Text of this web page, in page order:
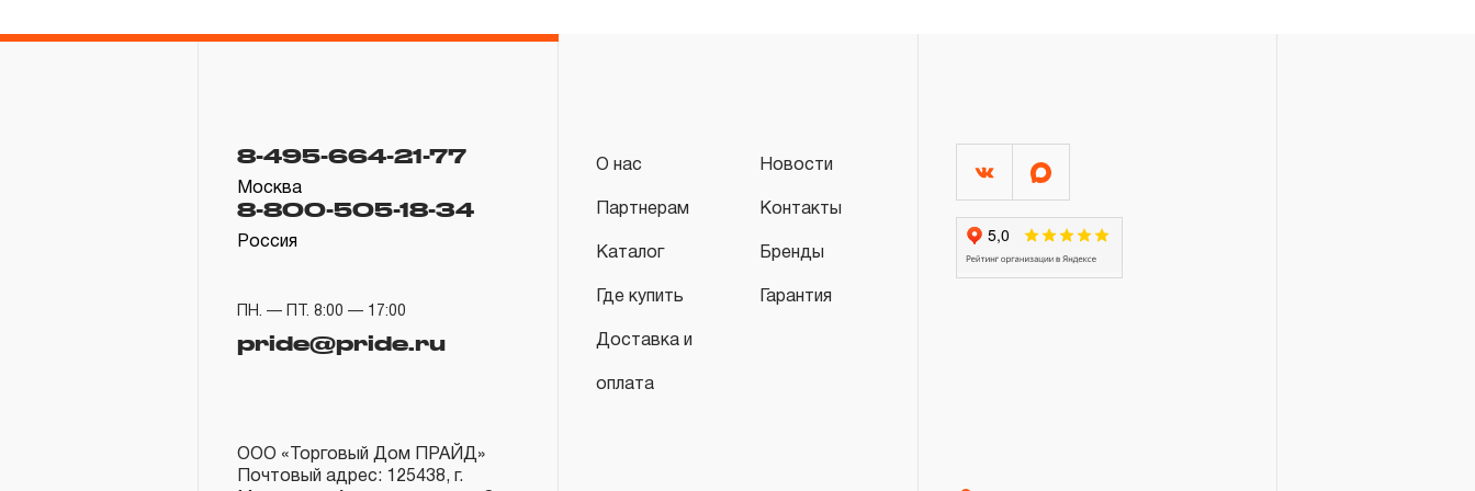
3.4.2 На измерительный и диагностический инструмент, включая манометры,
компрессометры, тестеры, рулетки, динамометрические ключи, усилители
крутящего момента и т.п. устанавливается ограниченный срок гарантии в
ДВЕНАДЦАТЬ месяцев, если не предусмотрен изготовителем межповерочный
инструмента.
3.4.3 На группы шарнирно-губцевого инструмента, ключей разводных и трубных
срок гарантийных обязательств в ДВЕНАДЦАТЬ месяцев, кроме тех случаев,
3.4.4 Пневмомеханический инструмент, включая элементы пневмоподготовки и
8-495-664-21-77
Москва
8-800-505-18-34
Россия
ПН. — ПТ. 8:00 — 17:00
pride@pride.ru
ООО «Торговый Дом ПРАЙД»
Почтовый адрес: 125438, г.
О нас Новости
Партнерам Контакты
Каталог Бренды
Где купить Гарантия
Доставка и
оплата